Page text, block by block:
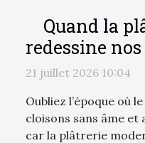
Quand la
redessine
sur les
21 juillet 2026 10:04
Oubliez l’époque où
cloisons sans âme et
car la plâtrerie